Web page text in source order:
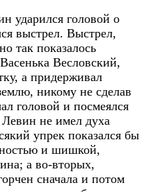
ударился головой о
выстрел. Выстрел,
так показалось
Весловский,
а придерживал
никому не сделав
головой и посмеялся
не имел духа
упрек показался бы
и шишкой,
а во-вторых,
сначала и потом